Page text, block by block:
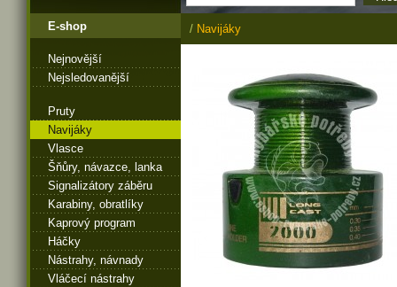
E-shop
Nejnovější
Nejsledovanější
Pruty
Navijáky
Vlasce
Šňůry, návazce, lanka
Signalizátory záběru
Karabiny, obratlíky
Kaprový program
Háčky
Nástrahy, návnady
Vláčecí nástrahy
/ Navijáky